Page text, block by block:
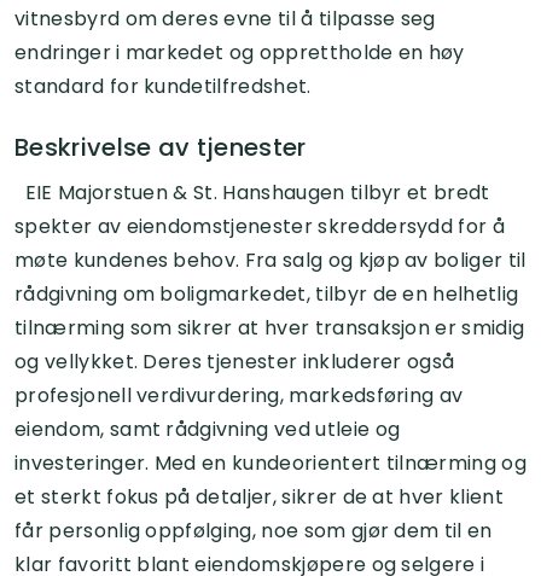
vitnesbyrd om deres evne til å tilpasse seg
endringer i markedet og opprettholde en høy
standard for kundetilfredshet.
Beskrivelse av tjenester
EIE Majorstuen & St. Hanshaugen tilbyr et bredt
spekter av eiendomstjenester skreddersydd for å
møte kundenes behov. Fra salg og kjøp av boliger til
rådgivning om boligmarkedet, tilbyr de en helhetlig
tilnærming som sikrer at hver transaksjon er smidig
og vellykket. Deres tjenester inkluderer også
profesjonell verdivurdering, markedsføring av
eiendom, samt rådgivning ved utleie og
investeringer. Med en kundeorientert tilnærming og
et sterkt fokus på detaljer, sikrer de at hver klient
får personlig oppfølging, noe som gjør dem til en
klar favoritt blant eiendomskjøpere og selgere i